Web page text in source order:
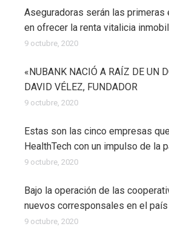
Aseguradoras serán las
en ofrecer la renta vitalicia
9 octubre, 2020
«NUBANK NACIÓ A RAÍZ DE UN
DAVID VÉLEZ, FUNDADOR
9 octubre, 2020
Estas son las cinco empresas
HealthTech con un impulso de la
9 octubre, 2020
Bajo la operación de las
nuevos corresponsales en el país
9 octubre, 2020